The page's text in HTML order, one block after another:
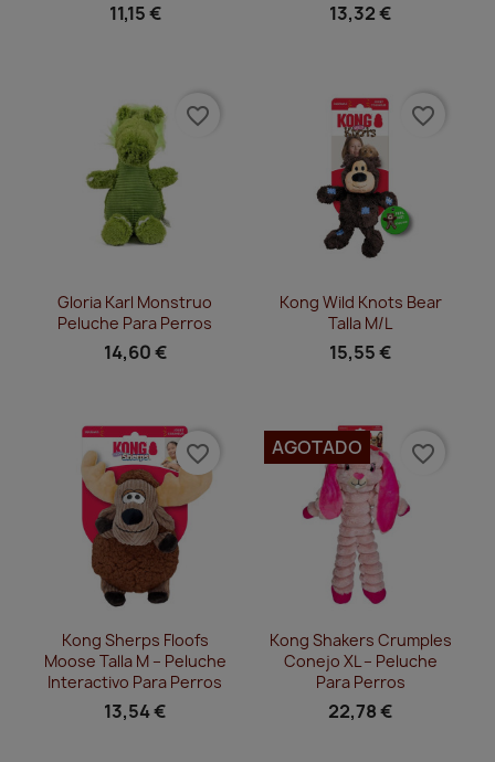
11,15 € 13,32 €
Vista rápida
Gloria Karl Monstruo
Peluche Para Perros
14,60 €
favorite_border
Vista rápida
Kong Wild Knots Bear
Talla M/L
15,55 €
favorite_border
Vista rápida
Kong Sherps Floofs
Moose Talla M – Peluche
Interactivo Para Perros
13,54 €
favorite_border
Vista rápida
Kong Shakers Crumples
Conejo XL – Peluche
Para Perros
22,78 €
AGOTADO favorite_border